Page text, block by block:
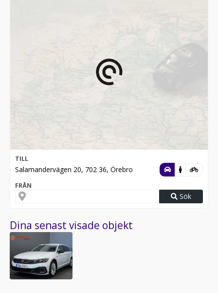
TILL
Salamandervägen 20, 702 36, Örebro
FRÅN
Sök
Dina senast visade objekt